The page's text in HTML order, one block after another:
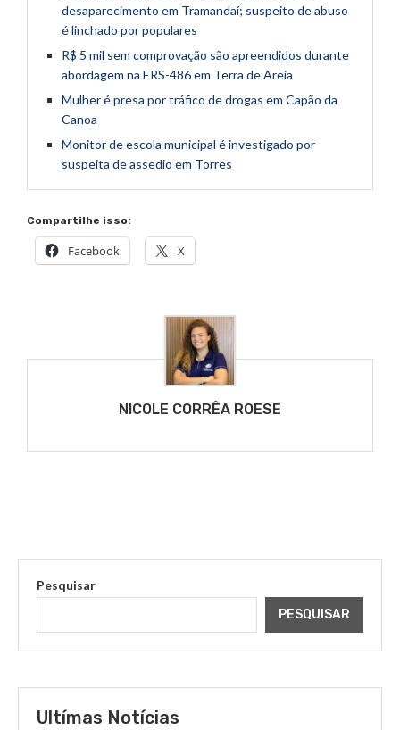
desaparecimento em Tramandaí; suspeito de abuso
é linchado por populares
R$ 5 mil sem comprovação são apreendidos durante
abordagem na ERS-486 em Terra de Areia
Mulher é presa por tráfico de drogas em Capão da
Canoa
Monitor de escola municipal é investigado por
suspeita de assedio em Torres
Compartilhe isso:
Facebook X
NICOLE CORRÊA ROESE
Pesquisar
PESQUISAR
Ultímas Notícias